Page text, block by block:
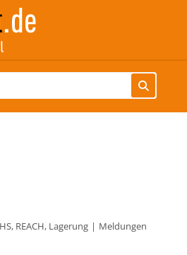
REACH, Lagerung | Meldungen